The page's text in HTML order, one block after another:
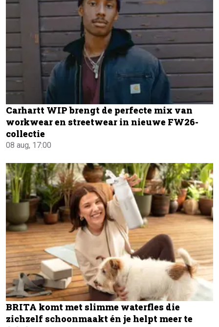
Carhartt WIP brengt de perfecte mix van
workwear en streetwear in nieuwe FW26-
collectie
08 aug, 17:00
BRITA komt met slimme waterfles die
zichzelf schoonmaakt én je helpt meer te